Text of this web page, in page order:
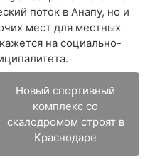
поток в Анапу, но и
мест для местных
на социально-
Новый спортивный
комплекс со
скалодромом строят в
Краснодаре